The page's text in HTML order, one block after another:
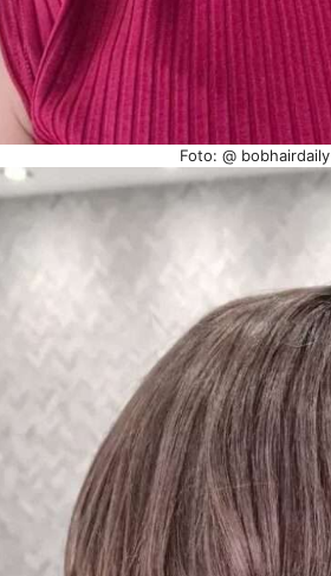
Foto: @